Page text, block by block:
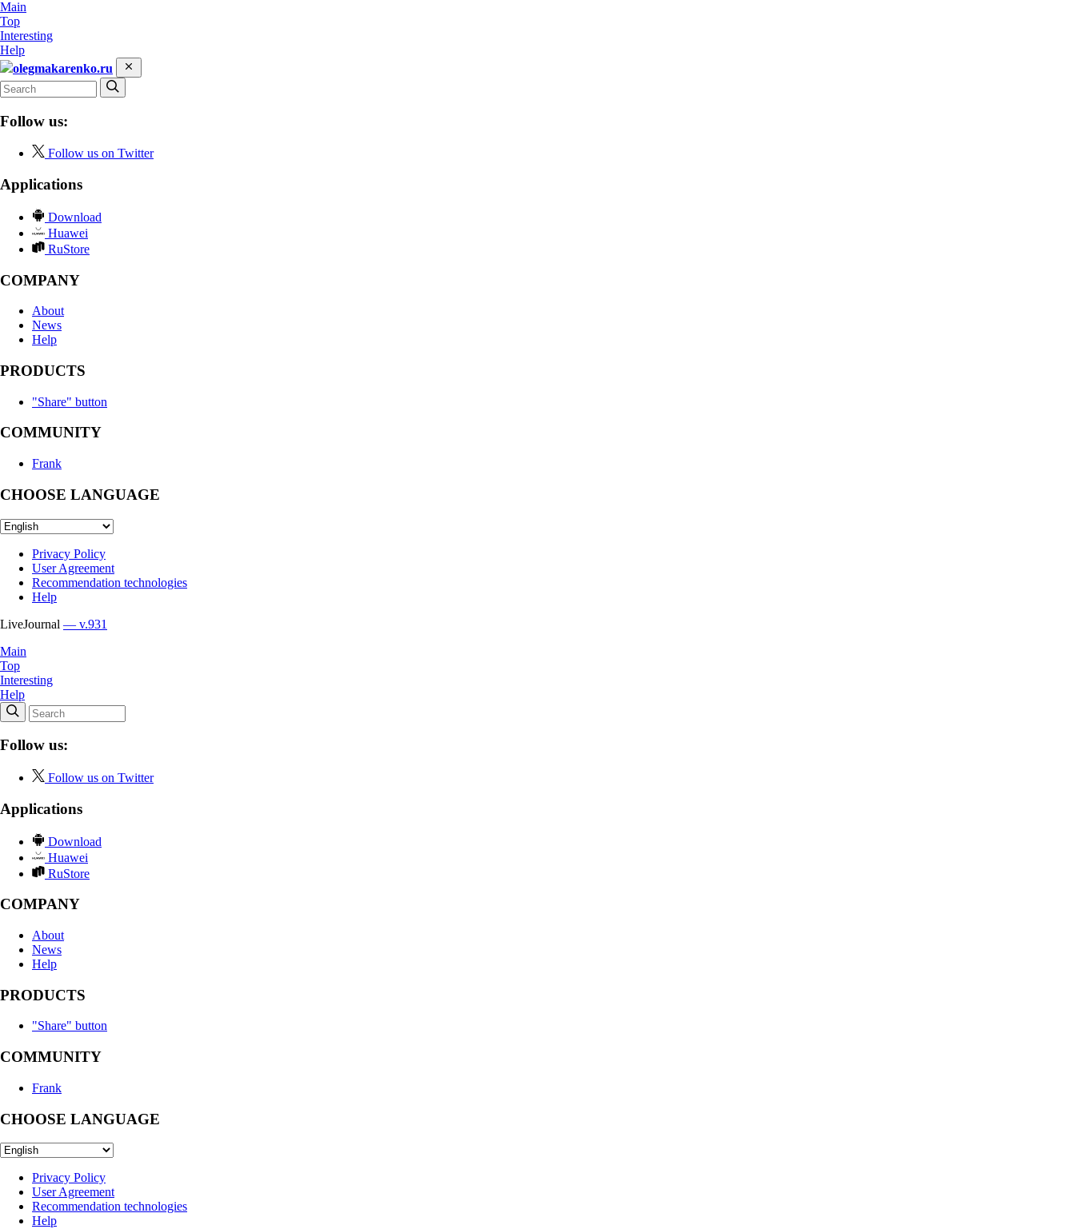
Main
Top
Interesting
Help
olegmakarenko.ru
Follow us:
Follow us on Twitter
Applications
Download
Huawei
RuStore
COMPANY
About
News
Help
PRODUCTS
"Share" button
COMMUNITY
Frank
CHOOSE LANGUAGE
Privacy Policy
User Agreement
Recommendation technologies
Help
LiveJournal — v.931
Main
Top
Interesting
Help
Follow us:
Follow us on Twitter
Applications
Download
Huawei
RuStore
COMPANY
About
News
Help
PRODUCTS
"Share" button
COMMUNITY
Frank
CHOOSE LANGUAGE
Privacy Policy
User Agreement
Recommendation technologies
Help